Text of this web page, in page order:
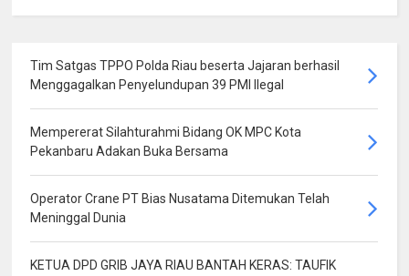
Tim Satgas TPPO Polda Riau beserta Jajaran berhasil
Menggagalkan Penyelundupan 39 PMI Ilegal
Mempererat Silahturahmi Bidang OK MPC Kota
Pekanbaru Adakan Buka Bersama
Operator Crane PT Bias Nusatama Ditemukan Telah
Meninggal Dunia
KETUA DPD GRIB JAYA RIAU BANTAH KERAS: TAUFIK